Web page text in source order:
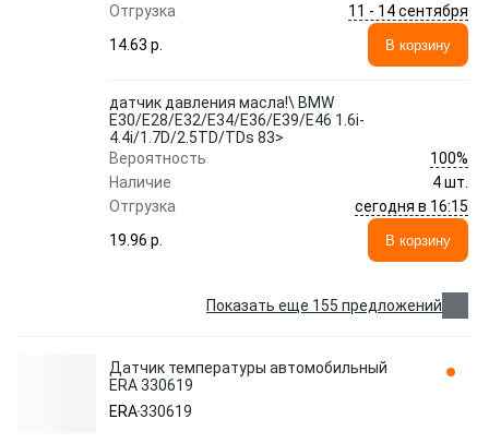
Отгрузка
11 - 14 сентября
14.63 p.
В корзину
датчик давления масла!\ BMW
E30/E28/E32/E34/E36/E39/E46 1.6i-
4.4i/1.7D/2.5TD/TDs 83>
Вероятность
100%
Наличие
4 шт.
Отгрузка
сегодня в 16:15
19.96 p.
В корзину
Показать еще 155 предложений
Датчик температуры автомобильный
ERA 330619
ERA330619